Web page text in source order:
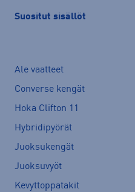
Suositut sisällöt
Ale vaatteet
Converse kengät
Hoka Clifton 11
Hybridipyörät
Juoksukengät
Juoksuvyöt
Kevyttoppatakit